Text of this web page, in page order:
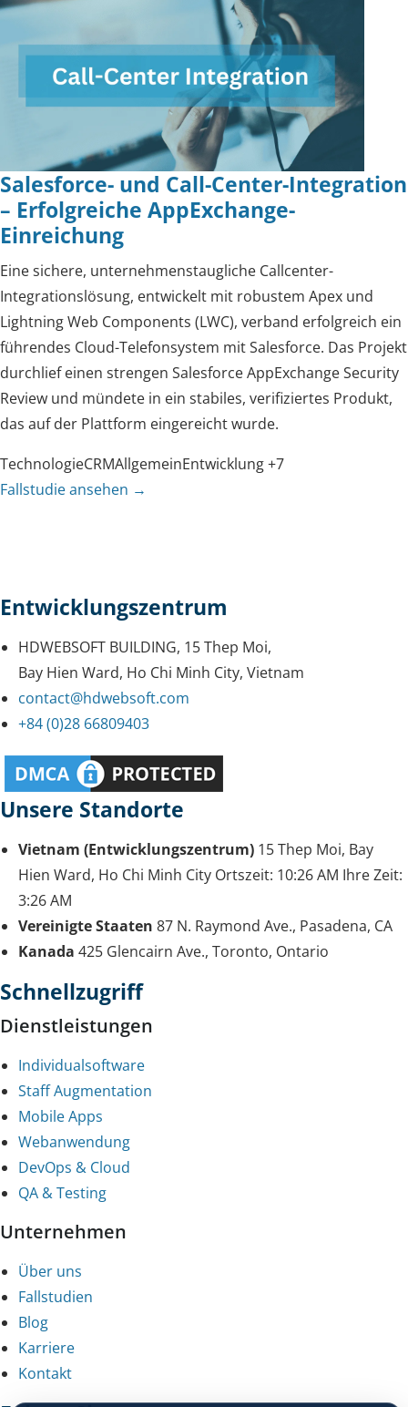
Salesforce- und Call-Center-Integration
– Erfolgreiche AppExchange-
Einreichung
Eine sichere, unternehmenstaugliche Callcenter-
Integrationslösung, entwickelt mit robustem Apex und
Lightning Web Components (LWC), verband erfolgreich ein
führendes Cloud-Telefonsystem mit Salesforce. Das Projekt
durchlief einen strengen Salesforce AppExchange Security
Review und mündete in ein stabiles, verifiziertes Produkt,
das auf der Plattform eingereicht wurde.
TechnologieCRMAllgemeinEntwicklung+7
Fallstudie ansehen →
Entwicklungszentrum
HDWEBSOFT BUILDING, 15 Thep Moi,
Bay Hien Ward, Ho Chi Minh City, Vietnam
contact@hdwebsoft.com
+84 (0)28 66809403
Unsere Standorte
Vietnam (Entwicklungszentrum) 15 Thep Moi, Bay
Hien Ward, Ho Chi Minh City Ortszeit: 10:26 AM Ihre Zeit:
3:26 AM
Vereinigte Staaten 87 N. Raymond Ave., Pasadena, CA
Kanada 425 Glencairn Ave., Toronto, Ontario
Schnellzugriff
Dienstleistungen
Individualsoftware
Staff Augmentation
Mobile Apps
Webanwendung
DevOps & Cloud
QA & Testing
Unternehmen
Über uns
Fallstudien
Blog
Karriere
Kontakt